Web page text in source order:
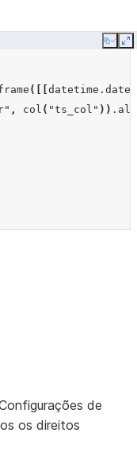
Copy
([[ datetime .
, col ( "ts_col" )) .
de
os direitos